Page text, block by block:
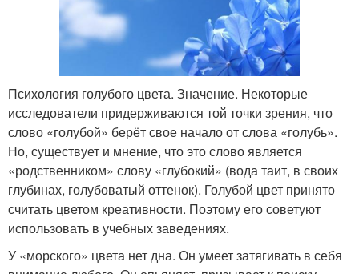
Психология голубого цвета. Значение. Некоторые
исследователи придерживаются той точки зрения, что
слово «голубой» берёт свое начало от слова «голубь».
Но, существует и мнение, что это слово является
«родственником» слову «глубокий» (вода таит, в своих
глубинах, голубоватый оттенок). Голубой цвет принято
считать цветом креативности. Поэтому его советуют
использовать в учебных заведениях.
У «морского» цвета нет дна. Он умеет затягивать в себя